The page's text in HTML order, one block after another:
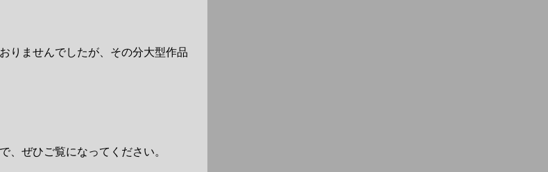
りませんでしたが、その分大型作品
、ぜひご覧になってください。